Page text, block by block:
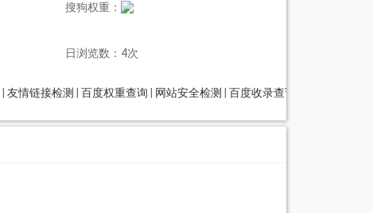
搜狗权重：
日浏览数：4次
友情链接检测 百度权重查询 网站安全检测 百度收录查询